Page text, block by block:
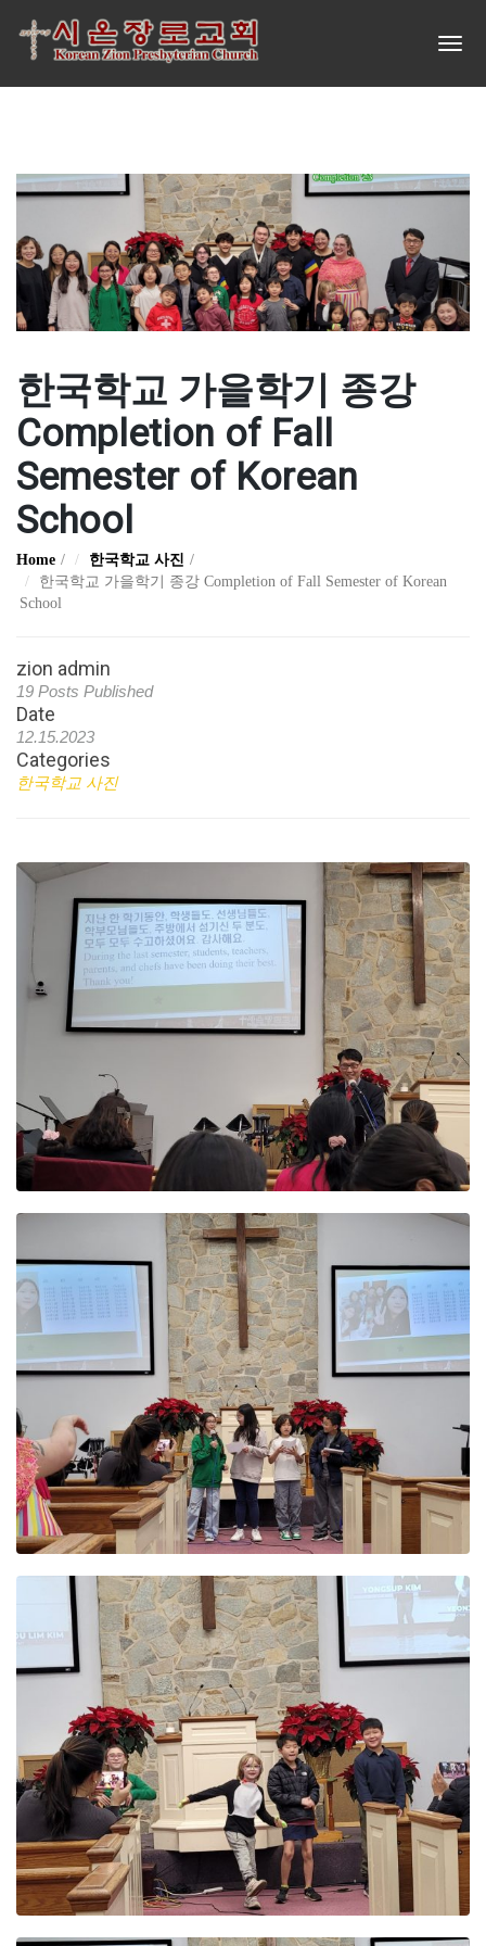
한국학교 가을학기 종강
Completion of Fall
Semester of Korean
School
Home
한국학교 사진
한국학교 가을학기 종강 Completion of Fall Semester of Korean
School
zion admin
19 Posts Published
Date
12.15.2023
Categories
한국학교 사진